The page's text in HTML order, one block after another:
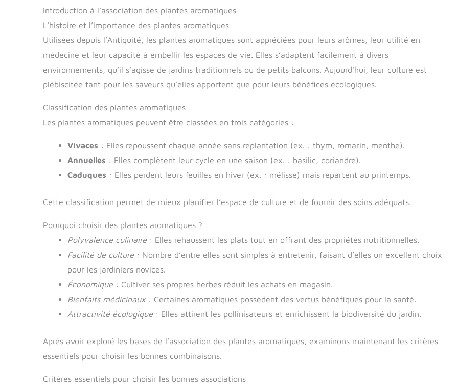
Introduction à l’association des plantes aromatiques
L’histoire et l’importance des plantes aromatiques
Utilisées depuis l’Antiquité, les plantes aromatiques sont appréciées pour leurs arômes, leur utilité en
médecine et leur capacité à embellir les espaces de vie. Elles s’adaptent facilement à divers
environnements, qu’il s’agisse de jardins traditionnels ou de petits balcons. Aujourd’hui, leur culture est
plébiscitée tant pour les saveurs qu’elles apportent que pour leurs bénéfices écologiques.
Classification des plantes aromatiques
Les plantes aromatiques peuvent être classées en trois catégories :
Vivaces : Elles repoussent chaque année sans replantation (ex. : thym, romarin, menthe).
Annuelles : Elles complètent leur cycle en une saison (ex. : basilic, coriandre).
Caduques : Elles perdent leurs feuilles en hiver (ex. : mélisse) mais repartent au printemps.
Cette classification permet de mieux planifier l’espace de culture et de fournir des soins adéquats.
Pourquoi choisir des plantes aromatiques ?
Polyvalence culinaire : Elles rehaussent les plats tout en offrant des propriétés nutritionnelles.
Facilité de culture : Nombre d’entre elles sont simples à entretenir, faisant d’elles un excellent choix
pour les jardiniers novices.
Économique : Cultiver ses propres herbes réduit les achats en magasin.
Bienfaits médicinaux: Certaines aromatiques possèdent des vertus bénéfiques pour la santé.
Attractivité écologique : Elles attirent les pollinisateurs et enrichissent la biodiversité du jardin.
Après avoir exploré les bases de l’association des plantes aromatiques, examinons maintenant les critères
essentiels pour choisir les bonnes combinaisons.
Critères essentiels pour choisir les bonnes associations